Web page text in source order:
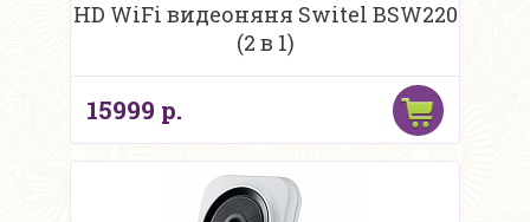
HD WiFi видеоняня Switel BSW220
(2 в 1)
15999 р.